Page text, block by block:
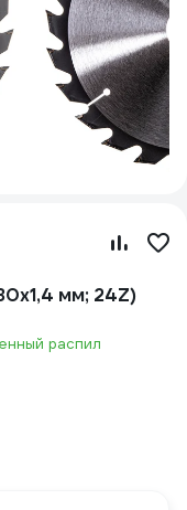
мм; 24Z)
распил